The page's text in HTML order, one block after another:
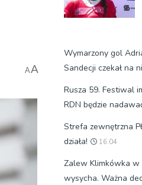
AA
Wymarzony gol
Sandecji czekał na
Rusza 59. Festiwal
RDN będzie
Strefa zewnętrzna
działa!
16:04
Zalew Klimkówka
wysycha. Ważna